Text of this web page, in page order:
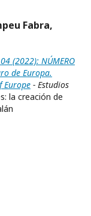
Fabra,
(2022): NÚMERO
de Europa.
Europe - Estudios
la creación de